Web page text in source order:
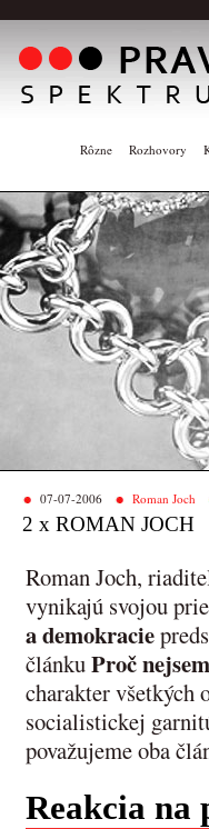
Rôzne Rozhovory
07-07-2006 Roman Joch
2 x ROMAN JOCH
Roman Joch,
vynikajú svojou
a demokracie
článkuProč
charakter všetkých
socialistickej
považujeme oba
Reakcia na